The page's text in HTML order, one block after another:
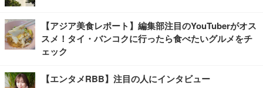
【アジア美食レポート】編集部注目のYouTuberがオス
スメ！タイ・バンコクに行ったら食べたいグルメをチ
ェック
【エンタメRBB】注目の人にインタビュー